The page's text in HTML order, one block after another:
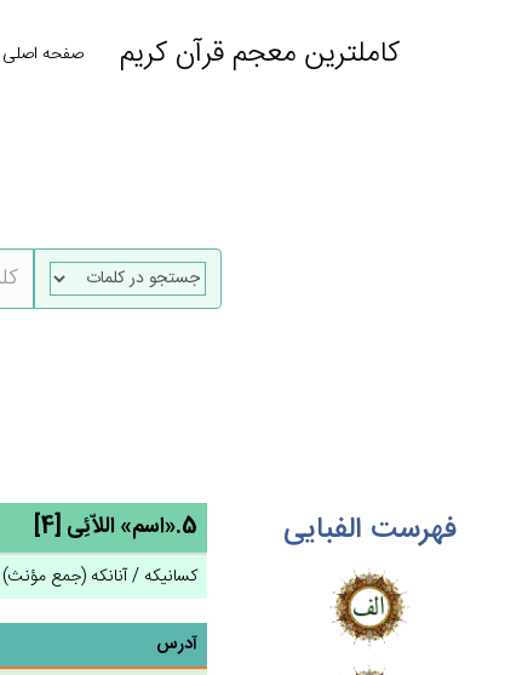
کاملترین معجم قرآن کریم صفحه اصلی
فهرست الفبایی 5.«اسم» اللاّئِی [4]
کسانیکه / آنانکه (جمع مؤنث)
آدرس